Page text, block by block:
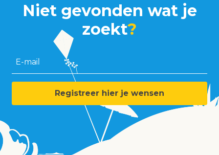
Niet gevonden wat je
zoekt?
E-mail
Registreer hier je wensen